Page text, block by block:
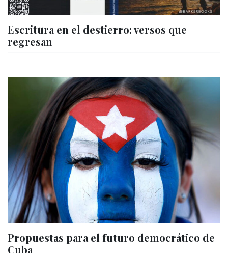
Escritura en el destierro: versos que
regresan
Propuestas para el futuro democrático de
Cuba